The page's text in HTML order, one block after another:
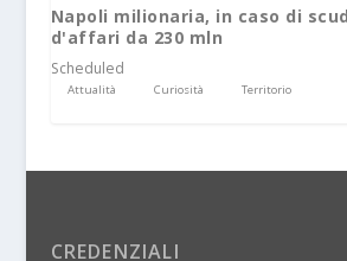
Napoli milionaria, in caso di
d'affari da 230 mln
Scheduled
Attualità Curiosità Territorio
CREDENZIALI